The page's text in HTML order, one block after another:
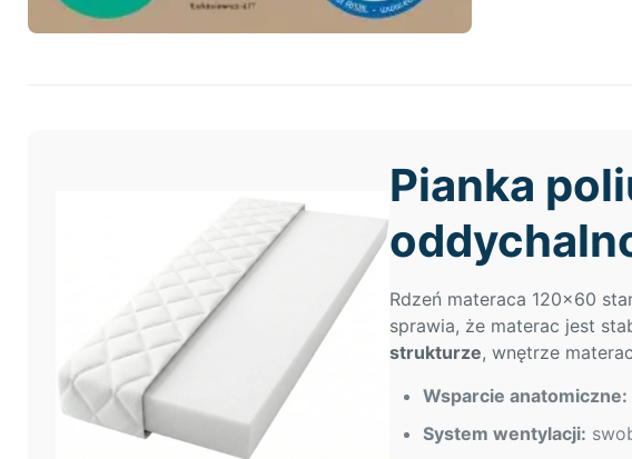
Pianka
Rdzeń materaca 120×60
sprawia, że materac jest
strukturze, wnętrze
Wsparcie anatomiczne:
System wentylacji: